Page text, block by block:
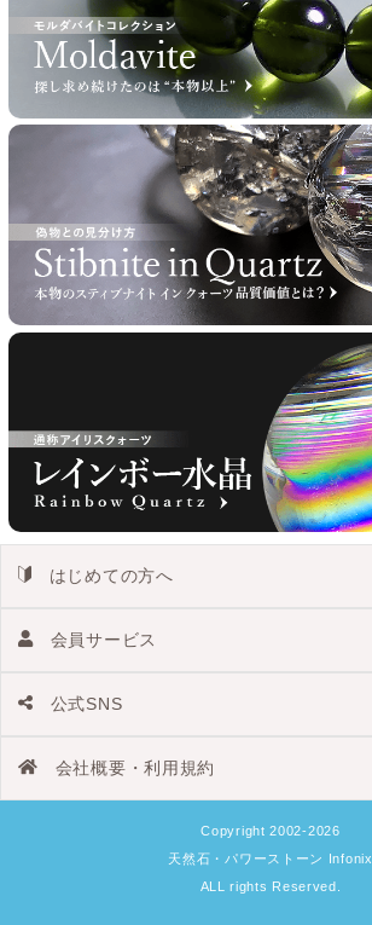
はじめての方へ
会員サービス
公式SNS
会社概要・利用規約
Copyright 2002-2026
天然石・パワーストーン Infonix
ALL rights Reserved.